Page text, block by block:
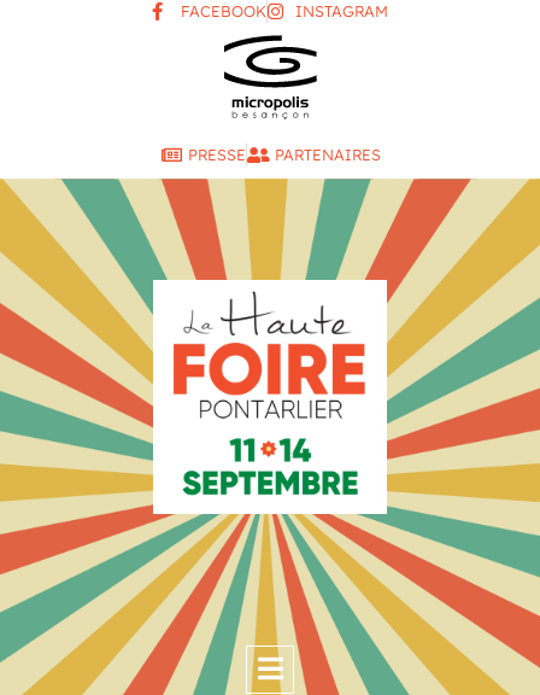
FACEBOOK INSTAGRAM
PRESSE PARTENAIRES